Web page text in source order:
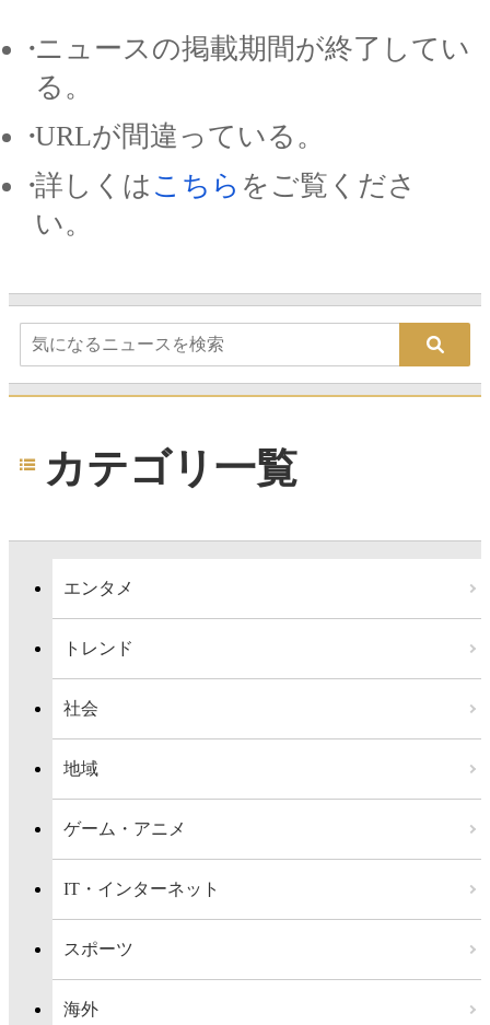
ニュースの掲載期間が終了してい
る。
URLが間違っている。
詳しくは こちら をご覧くださ
い。
カテゴリ一覧
エンタメ
トレンド
社会
地域
ゲーム・アニメ
IT・インターネット
スポーツ
海外